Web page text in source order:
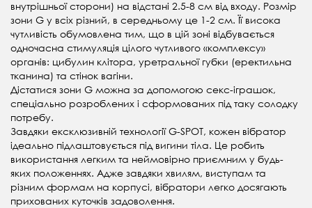
внутрішньої сторони) на відстані 2.5-8 см від входу. Розмір
зони G у всіх різний, в середньому це 1-2 см. Її висока
чутливість обумовлена тим, що в цій зоні відбувається
одночасна стимуляція цілого чутливого «комплексу»
органів: цибулин клітора, уретральної губки (еректильна
тканина) та стінок вагіни.
Дістатися зони G можна за допомогою секс-іграшок,
спеціально розроблених і сформованих під таку солодку
потребу.
Завдяки ексклюзивній технології G-SPOT, кожен вібратор
ідеально підлаштовується під вигини тіла. Це робить
використання легким та неймовірно приємним у будь-
яких положеннях. Адже завдяки хвилям, виступам та
різним формам на корпусі, вібратори легко досягають
прихованих куточків задоволення.